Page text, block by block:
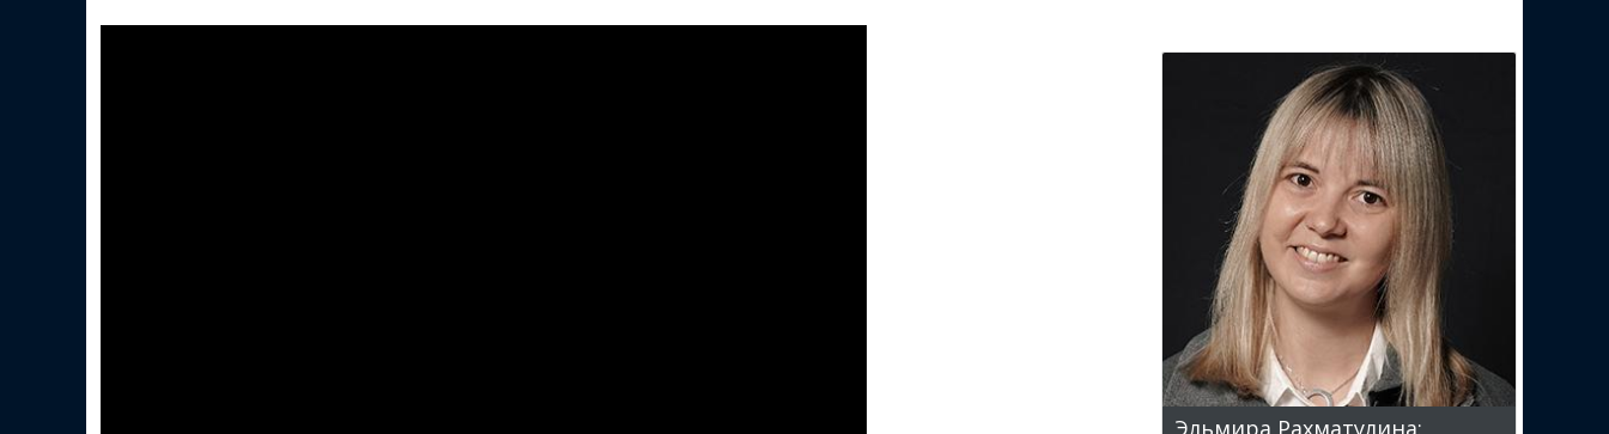
Эльмира Рахматулина: